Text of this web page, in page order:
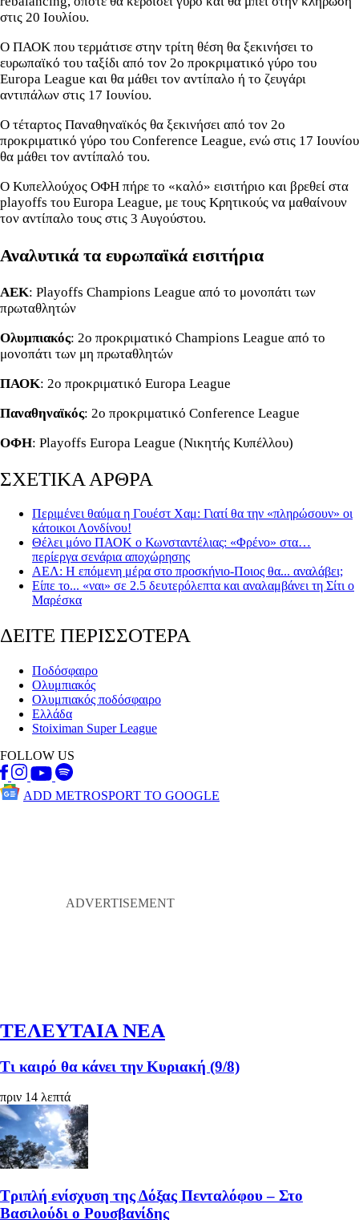
στις 20 Ιουλίου.
Ο ΠΑΟΚ που τερμάτισε στην τρίτη θέση θα ξεκινήσει το
ευρωπαϊκό του ταξίδι από τον 2ο προκριματικό γύρο του
Europa League και θα μάθει τον αντίπαλο ή το ζευγάρι
αντιπάλων στις 17 Ιουνίου.
Ο τέταρτος Παναθηναϊκός θα ξεκινήσει από τον 2ο
προκριματικό γύρο του Conference League, ενώ στις 17 Ιουνίου
θα μάθει τον αντίπαλό του.
Ο Κυπελλούχος ΟΦΗ πήρε το «καλό» εισιτήριο και βρεθεί στα
playoffs του Europa League, με τους Κρητικούς να μαθαίνουν
τον αντίπαλο τους στις 3 Αυγούστου.
Αναλυτικά τα ευρωπαϊκά εισιτήρια
ΑΕΚ: Playoffs Champions League από το μονοπάτι των
πρωταθλητών
Ολυμπιακός: 2ο προκριματικό Champions League από το
μονοπάτι των μη πρωταθλητών
ΠΑΟΚ: 2ο προκριματικό Europa League
Παναθηναϊκός: 2ο προκριματικό Conference League
ΟΦΗ: Playoffs Europa League (Νικητής Κυπέλλου)
ΣΧΕΤΙΚΑ ΑΡΘΡΑ
Περιμένει θαύμα η Γουέστ Χαμ: Γιατί θα την «πληρώσουν» οι
κάτοικοι Λονδίνου!
Θέλει μόνο ΠΑΟΚ ο Κωνσταντέλιας: «Φρένο» στα…
περίεργα σενάρια αποχώρησης
AEΛ: Η επόμενη μέρα στο προσκήνιο-Ποιος θα... αναλάβει;
Είπε το... «ναι» σε 2.5 δευτερόλεπτα και αναλαμβάνει τη Σίτι ο
Μαρέσκα
ΔΕΙΤΕ ΠΕΡΙΣΣΟΤΕΡΑ
Ποδόσφαιρο
Ολυμπιακός
Ολυμπιακός ποδόσφαιρο
Ελλάδα
Stoiximan Super League
FOLLOW US
ADD METROSPORT TO GOOGLE
ΤΕΛΕΥΤΑΙΑ ΝΕΑ
Τι καιρό θα κάνει την Κυριακή (9/8)
πριν 14 λεπτά
Τριπλή ενίσχυση της Δόξας Πενταλόφου – Στο
Βασιλούδι ο Ρουσβανίδης